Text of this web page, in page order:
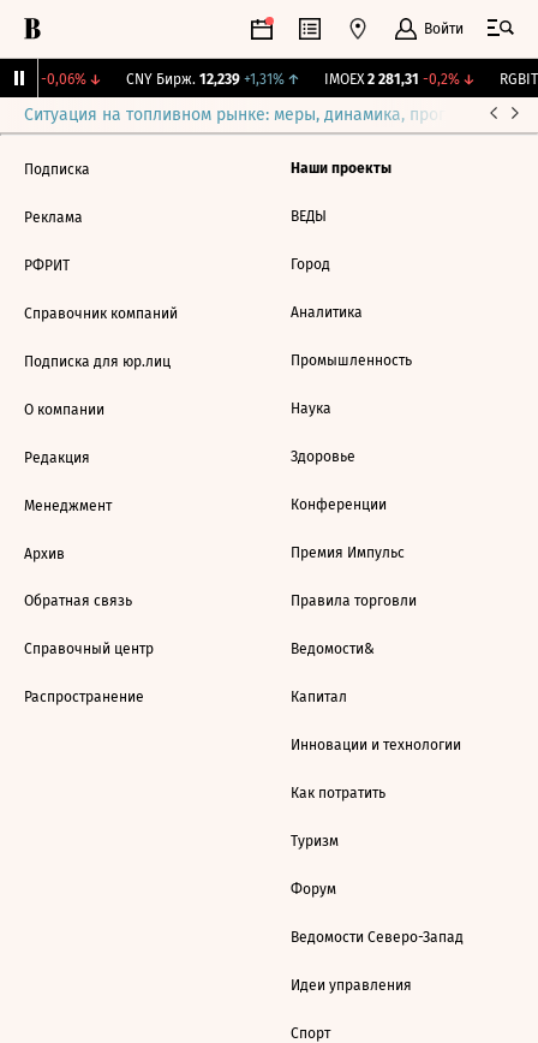
Войти
-0,06%↓ CNY Бирж. 12,239 +1,31%↑ IMOEX 2 281,31 -0,2%↓
Ситуация на топливном рынке: меры, динамика, прогнозы
Подписка
Реклама
РФРИТ
Справочник компаний
Подписка для юр.лиц
О компании
Редакция
Менеджмент
Архив
Обратная связь
Справочный центр
Распространение
Наши проекты
ВЕДЫ
Город
Аналитика
Промышленность
Наука
Здоровье
Конференции
Премия Импульс
Правила торговли
Ведомости&
Капитал
Инновации и технологии
Как потратить
Туризм
Форум
Ведомости Северо-Запад
Идеи управления
Спорт